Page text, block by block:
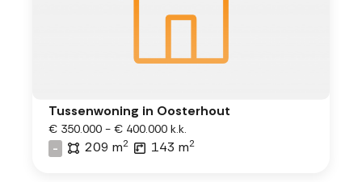
Tussenwoning in Oosterhout
€ 350.000 - € 400.000 k.k.
-
209 m2 143 m2